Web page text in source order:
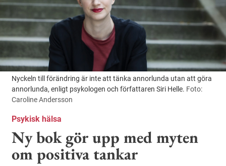
Nyckeln till förändring är inte att tänka annorlunda utan att göra
annorlunda, enligt psykologen och författaren Siri Helle. Foto:
Caroline Andersson
Psykisk hälsa
Ny bok gör upp med myten
om positiva tankar